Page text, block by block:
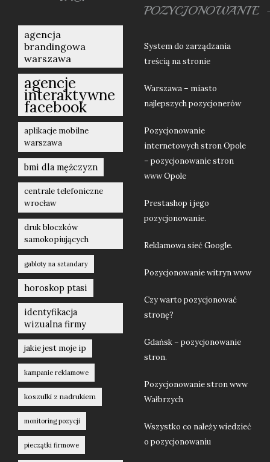
agencja
brandingowa
warszawa
agencje
interaktywne
facebook
aplikacje mobilne
warszawa
bmi dla mężczyzn
centrale telefoniczne
wrocław
druk bloczków
samokopiujących
gabloty na sztandary
horoskop ptasi
identyfikacja
wizualna firmy
jakie jest moje ip
kampanie reklamowe
koszulki z nadrukiem
monitoring pozycji
pieczątki firmowe
POZYCJONOWANIE
System do zarządzania
treścią na stronie
Warszawa – miasto
najlepszych pozycjonerów
Pozycjonowanie
internetowych stron Opole
– pozycjonowanie stron
www Opole
Prestashop i jego
pozycjonowanie.
Reklamowa sieć Google.
Pozycjonowanie witryn www
Czy warto pozycjonować
stronę?
Gdańsk – pozycjonowanie
stron.
Pozycjonowanie stron www
Wałbrzych
Wszystko co należy wiedzieć
o pozycjonowaniu